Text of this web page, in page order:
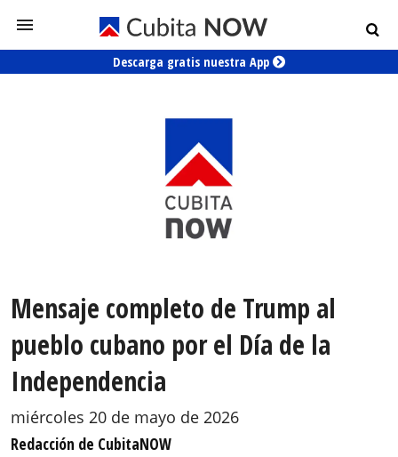
Descarga gratis nuestra App
Mensaje completo de Trump al
pueblo cubano por el Día de la
Independencia
miércoles 20 de mayo de 2026
Redacción de CubitaNOW